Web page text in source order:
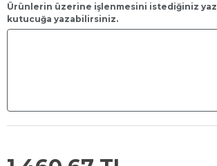
Ürünlerin üzerine işlenmesini istediğiniz
kutucuğa yazabilirsiniz.